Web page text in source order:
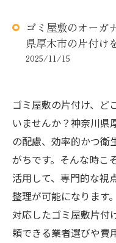
ゴミ屋敷のオーガ
県厚木市の片付け
2025/11/15
ゴミ屋敷の片付け、ど
いませんか？神奈川県
の配慮、効率的かつ衛
がちです。そんな時こ
活用して、専門的な視
整理が可能になります
対応したゴミ屋敷片付
頼できる業者選びや費